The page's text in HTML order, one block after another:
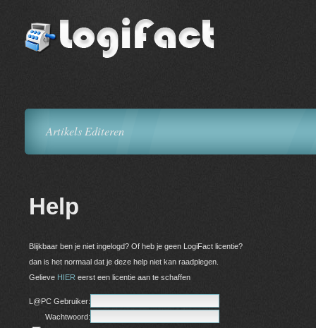
Artikels Editeren
Help
Blijkbaar ben je niet ingelogd? Of heb je geen LogiFact licentie?
dan is het normaal dat je deze help niet kan raadplegen.
Gelieve HIER eerst een licentie aan te schaffen
L@PC Gebruiker:
Wachtwoord: